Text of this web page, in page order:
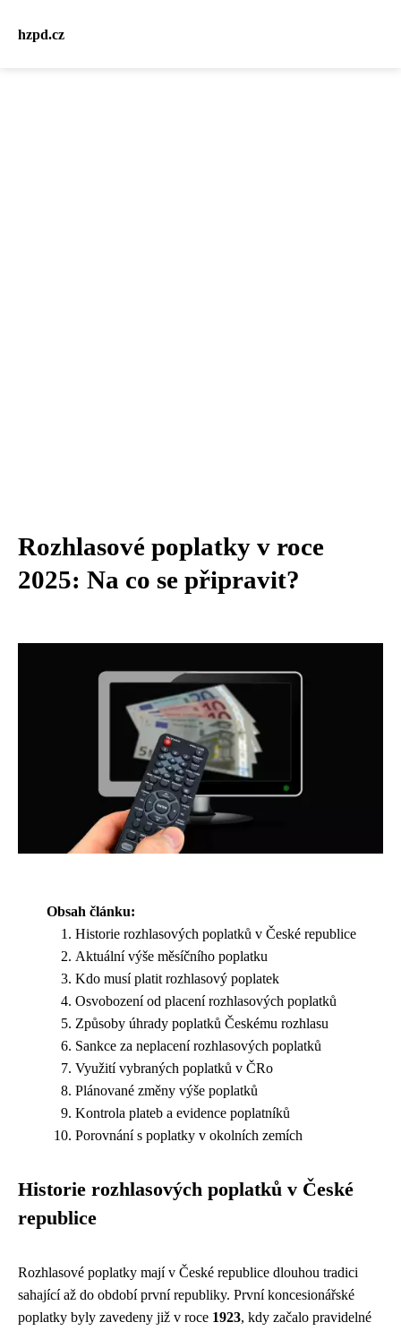
hzpd.cz
Rozhlasové poplatky v roce
2025: Na co se připravit?
Obsah článku:
Historie rozhlasových poplatků v České republice
Aktuální výše měsíčního poplatku
Kdo musí platit rozhlasový poplatek
Osvobození od placení rozhlasových poplatků
Způsoby úhrady poplatků Českému rozhlasu
Sankce za neplacení rozhlasových poplatků
Využití vybraných poplatků v ČRo
Plánované změny výše poplatků
Kontrola plateb a evidence poplatníků
Porovnání s poplatky v okolních zemích
Historie rozhlasových poplatků v České
republice
Rozhlasové poplatky mají v České republice dlouhou tradici
sahající až do období první republiky. První koncesionářské
poplatky byly zavedeny již v roce 1923, kdy začalo pravidelné